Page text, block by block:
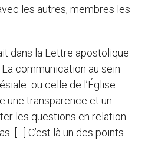
les autres, membres les
dans la Lettre apostolique
communication au sein
ou celle de l’Église
une transparence et un
les questions en relation
[…] C’est là un des points